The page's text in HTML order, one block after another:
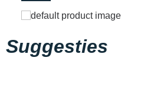
Suggesties